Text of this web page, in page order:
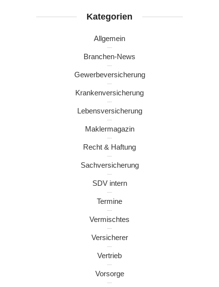
Kategorien
Allgemein
Branchen-News
Gewerbeversicherung
Krankenversicherung
Lebensversicherung
Maklermagazin
Recht & Haftung
Sachversicherung
SDV intern
Termine
Vermischtes
Versicherer
Vertrieb
Vorsorge